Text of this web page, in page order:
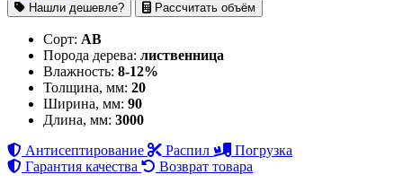
Нашли дешевле?
Рассчитать объём
Сорт: AB
Порода дерева: лиственница
Влажность: 8-12%
Толщина, мм: 20
Ширина, мм: 90
Длина, мм: 3000
Антисептирование
Распил
Погрузка
Гарантия качества
Возврат товара